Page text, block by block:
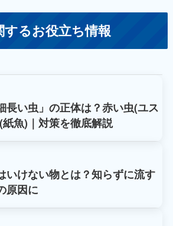
するお役立ち情報
長い虫」の正体は？赤い虫(ユス
魚)｜対策を徹底解説
いけない物とは？知らずに流す
原因に